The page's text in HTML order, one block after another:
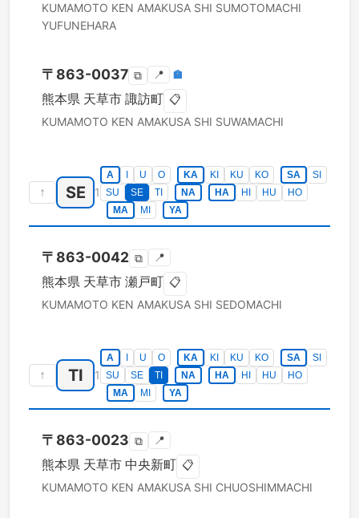
KUMAMOTO KEN AMAKUSA SHI SUMOTOMACHI
YUFUNEHARA
〒 863-0037 ⧉ 📍 🏣
熊本県 天草市 諏訪町 📋
KUMAMOTO KEN AMAKUSA SHI SUWAMACHI
↑ SE 1
A U O KA KI KU KO SA
SI
SU
SE TI NA HA HI HU
HO
MA
MI YA
〒 863-0042 ⧉ 📍
熊本県 天草市 瀬戸町 📋
KUMAMOTO KEN AMAKUSA SHI SEDOMACHI
↑ TI 1
A U O KA KI KU KO SA
SI
SU
SE TI NA HA HI HU
HO
MA
MI YA
〒 863-0023 ⧉ 📍
熊本県 天草市 中央新町 📋
KUMAMOTO KEN AMAKUSA SHI CHUOSHIMMACHI